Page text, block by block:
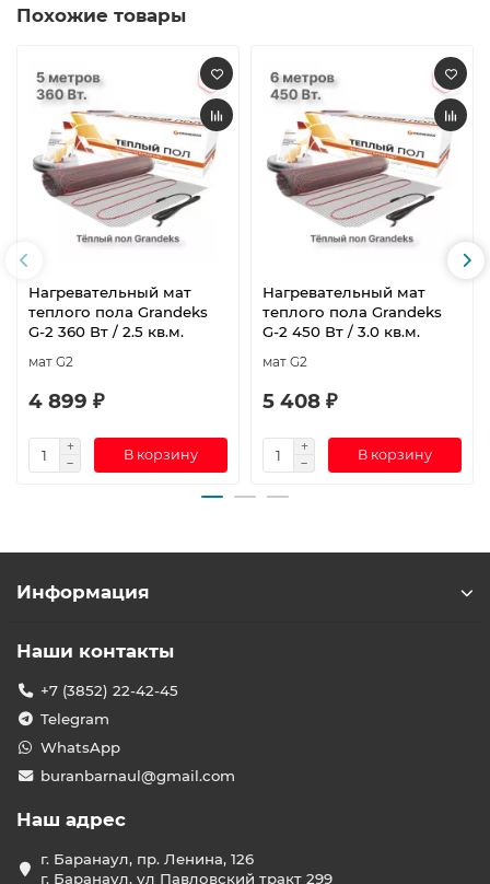
Похожие товары
Нагревательный мат
теплого пола Grandeks
G-2 360 Вт / 2.5 кв.м.
мат G2
4 899 ₽
В корзину
Нагревательный мат
теплого пола Grandeks
G-2 450 Вт / 3.0 кв.м.
мат G2
5 408 ₽
В корзину
Информация
Наши контакты
+7 (3852) 22-42-45
Telegram
WhatsApp
buranbarnaul@gmail.com
Наш адрес
г. Баранаул, пр. Ленина, 126
г. Баранаул, ул Павловский тракт 299